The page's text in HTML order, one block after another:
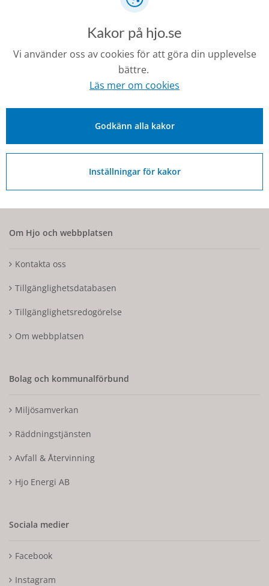
0503-350 00
Besöks- och postadress: Torggatan 2, 544 30 Hjo
Om Hjo och webbplatsen
Kontakta oss
Tillgänglighetsdatabasen
Tillgänglighetsredogörelse
Om webbplatsen
Bolag och kommunalförbund
Miljösamverkan
Räddningstjänsten
Avfall & Återvinning
Hjo Energi AB
Sociala medier
Facebook
Instagram
Kakor på hjo.se
Vi använder oss av cookies för att göra din upplevelse
bättre.
Läs mer om cookies
Godkänn alla kakor
Inställningar för kakor